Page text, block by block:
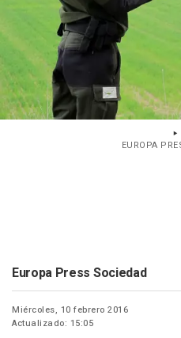
EUROPA
Europa Press Sociedad
Miércoles, 10 febrero 2016
Actualizado: 15:05